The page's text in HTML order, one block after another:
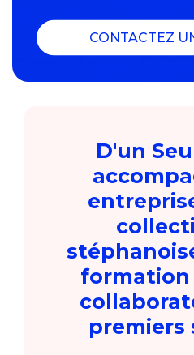
CONTACTEZ
D'un
formation
premiers